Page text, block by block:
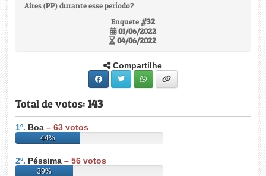
Aires (PP) durante esse período?
Enquete#32
01/06/2022
04/06/2022
Compartilhe
Total de votos: 143
1º. Boa– 63votos
44%
2º. Péssima– 56votos
39%